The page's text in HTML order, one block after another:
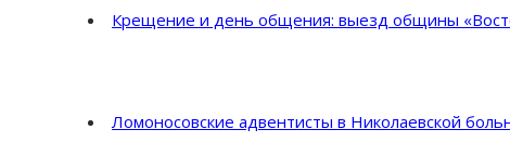
Крещение и день общения: выезд общины
Ломоносовские адвентисты в Николаевской